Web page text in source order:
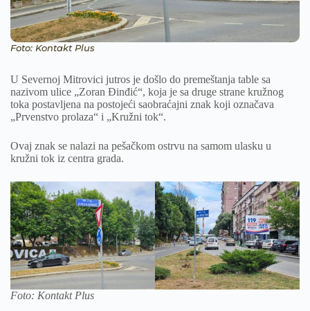
Foto: Kontakt Plus
U Severnoj Mitrovici jutros je došlo do premeštanja table sa
nazivom ulice „Zoran Đinđić“, koja je sa druge strane kružnog
toka postavljena na postojeći saobraćajni znak koji označava
„Prvenstvo prolaza“ i „Kružni tok“.
Ovaj znak se nalazi na pešačkom ostrvu na samom ulasku u
kružni tok iz centra grada.
Foto: Kontakt Plus